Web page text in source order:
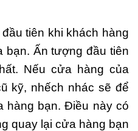
tiên khi khách hàng
bạn. Ấn tượng đầu tiên
Nếu cửa hàng của
kỹ, nhếch nhác sẽ để
hàng bạn. Điều này có
quay lại cửa hàng bạn